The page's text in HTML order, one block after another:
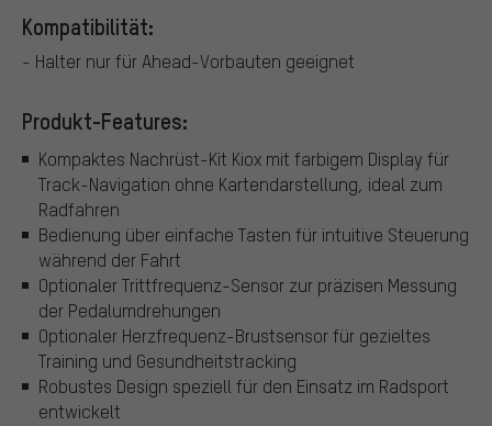
Kompatibilität:
- Halter nur für Ahead-Vorbauten geeignet
Produkt-Features:
Kompaktes Nachrüst-Kit Kiox mit farbigem Display für
Track-Navigation ohne Kartendarstellung, ideal zum
Radfahren
Bedienung über einfache Tasten für intuitive Steuerung
während der Fahrt
Optionaler Trittfrequenz-Sensor zur präzisen Messung
der Pedalumdrehungen
Optionaler Herzfrequenz-Brustsensor für gezieltes
Training und Gesundheitstracking
Robustes Design speziell für den Einsatz im Radsport
entwickelt